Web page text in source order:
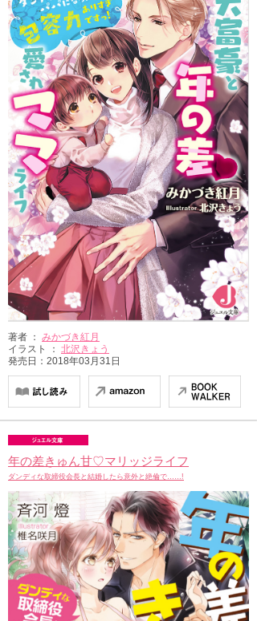
著者 ： みかづき紅月
イラスト ： 北沢きょう
発売日：2018年03月31日
年の差きゅん甘♡マリッジライフ
ダンディな取締役会長と結婚したら意外と絶倫で……!